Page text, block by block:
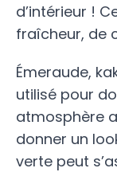
d’intérieur !
fraîcheur, de
Émeraude,
utilisé pour
atmosphère
donner un
verte peut